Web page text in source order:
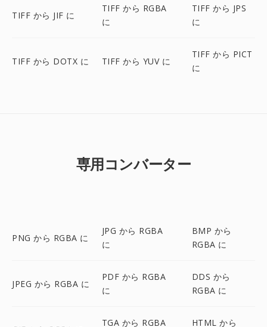
TIFF から JIF に
TIFF から RGBA
に
TIFF から JPS
に
TIFF から DOTX に TIFF から YUV に
TIFF から PICT
に
専用コンバーター
PNG から RGBA に
JPG から RGBA
に
BMP から
RGBA に
JPEG から RGBA に
PDF から RGBA
に
DDS から
RGBA に
TGA から RGBA
HTML から